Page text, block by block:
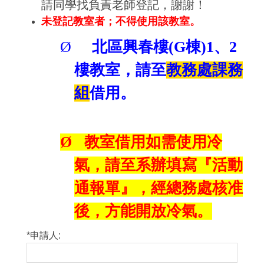
請同學找負責老師登記，謝謝！
未登記教室者；不得使用該教室。
Ø
北區興春樓(G棟)1、2
樓教室，請至教務處課務
組借用。
Ø
教室借用如需使用冷
氣，請至系辦填寫『活動
通報單』，經總務處核准
後，方能開放冷氣。
*申請人: